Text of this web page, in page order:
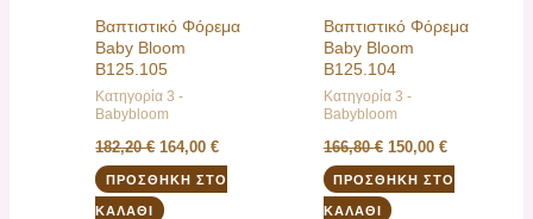
Βαπτιστικό Φόρεμα
Baby Bloom
B125.105
Κατηγορία 3 -
Babybloom
182,20€ 164,00€
ΠΡΟΣΘΉΚΗ ΣΤΟ
ΚΑΛΆΘΙ
Βαπτιστικό Φόρεμα
Baby Bloom
B125.104
Κατηγορία 3 -
Babybloom
166,80€ 150,00 €
ΠΡΟΣΘΉΚΗ ΣΤΟ
ΚΑΛΆΘΙ